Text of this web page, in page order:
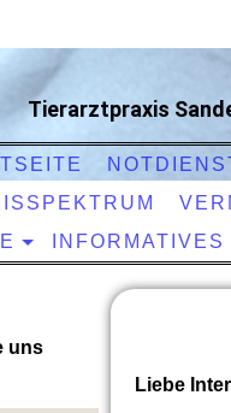
Tierarztpraxis
INFORMATIVES
Liebe
uns